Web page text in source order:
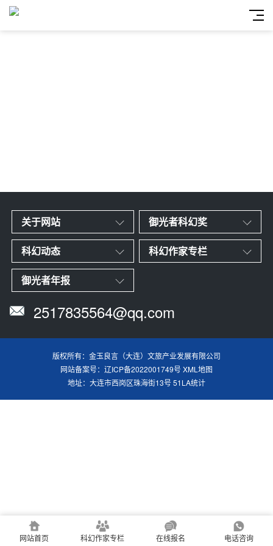
关于网站 御光者科幻奖
科幻动态 科幻作家专栏
御光者年报
2517835564@qq.com
版权所有：金玉良言（大连）文旅产业发展有限公司
网站备案号： 辽ICP备2022001749号XML地图
地址：大连市西岗区珠海街13号51LA统计
网站首页 科幻作家专栏 在线报名 电话咨询